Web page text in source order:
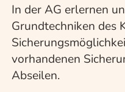
In der AG erlernen
Grundtechniken des
vorhandenen
Abseilen.